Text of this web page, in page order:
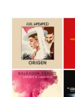
Azul:
verdiales
luminosa